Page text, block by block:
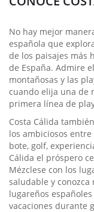
No hay mejor
española que
de los paisajes más
de España. Admire
montañosas y las
cuando elija una de
primera línea de
Costa Cálida
los ambiciosos
bote, golf,
Cálida el próspero
Mézclese con los
saludable y
lugareños
vacaciones durante